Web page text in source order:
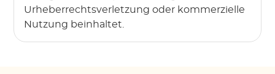
Urheberrechtsverletzung oder kommerzielle
Nutzung beinhaltet.